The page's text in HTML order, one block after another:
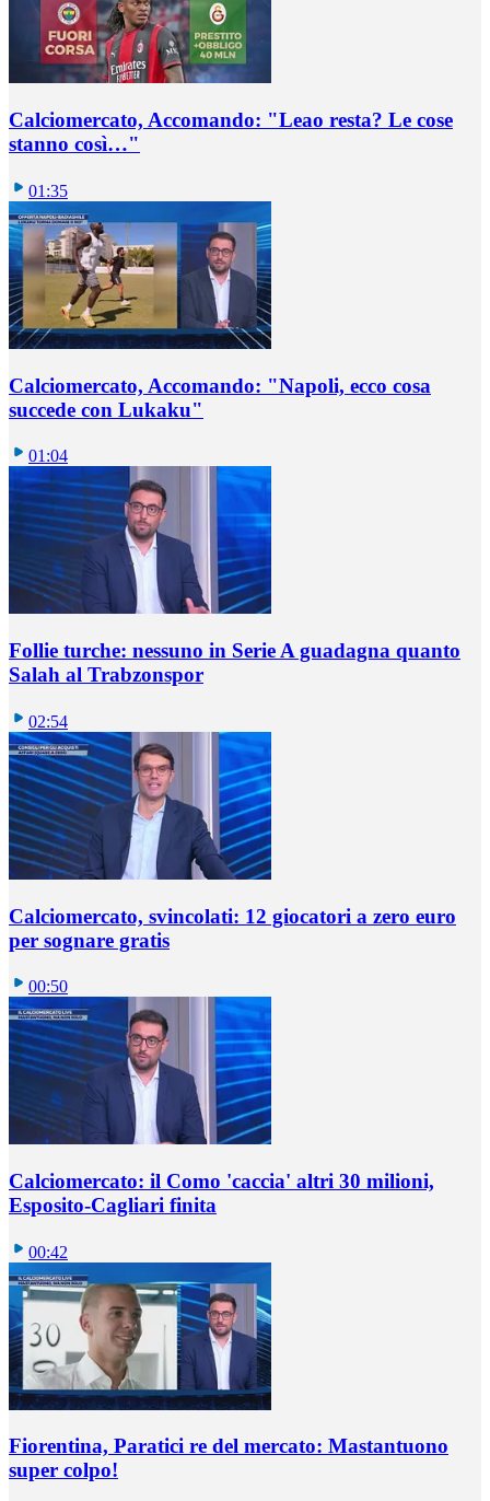
Calciomercato, Accomando: "Leao resta? Le cose
stanno così…"
01:35
Calciomercato, Accomando: "Napoli, ecco cosa
succede con Lukaku"
01:04
Follie turche: nessuno in Serie A guadagna quanto
Salah al Trabzonspor
02:54
Calciomercato, svincolati: 12 giocatori a zero euro
per sognare gratis
00:50
Calciomercato: il Como 'caccia' altri 30 milioni,
Esposito-Cagliari finita
00:42
Fiorentina, Paratici re del mercato: Mastantuono
super colpo!